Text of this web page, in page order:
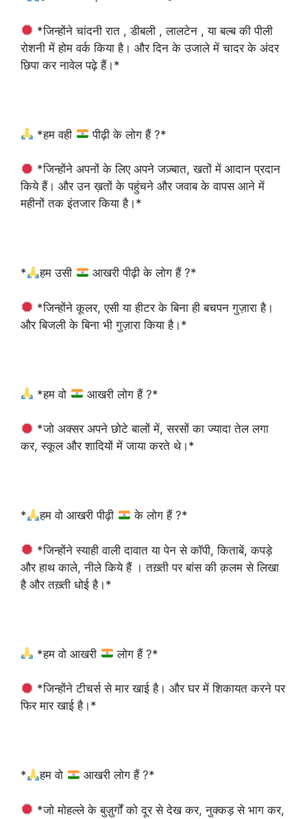
*जिन्होंने चांदनी रात , डीबली , लालटेन , या बल्ब की पीली
रोशनी में होम वर्क किया है। और दिन के उजाले में चादर के अंदर
छिपा कर नावेल पढ़े हैं।*
*हम वही पीढ़ी के लोग हैं ?*
*जिन्होंने अपनों के लिए अपने जज़्बात, खतों में आदान प्रदान
किये हैं। और उन ख़तों के पहुंचने और जवाब के वापस आने में
महीनों तक इंतजार किया है।*
* हम उसी आखरी पीढ़ी के लोग हैं ?*
*जिन्होंने कूलर, एसी या हीटर के बिना ही बचपन गुज़ारा है।
और बिजली के बिना भी गुज़ारा किया है।*
*हम वो आखरी लोग हैं ?*
*जो अक्सर अपने छोटे बालों में, सरसों का ज्यादा तेल लगा
कर, स्कूल और शादियों में जाया करते थे।*
* हम वो आखरी पीढ़ी के लोग हैं ?*
*जिन्होंने स्याही वाली दावात या पेन से कॉपी, किताबें, कपड़े
और हाथ काले, नीले किये हैं । तख़्ती पर बांस की क़लम से लिखा
है और तख़्ती धोई है।*
*हम वो आखरी लोग हैं ?*
*जिन्होंने टीचर्स से मार खाई है। और घर में शिकायत करने पर
फिर मार खाई है।*
* हम वो आखरी लोग हैं ?*
*जो मोहल्ले के बुज़ुर्गों को दूर से देख कर, नुक्कड़ से भाग कर,